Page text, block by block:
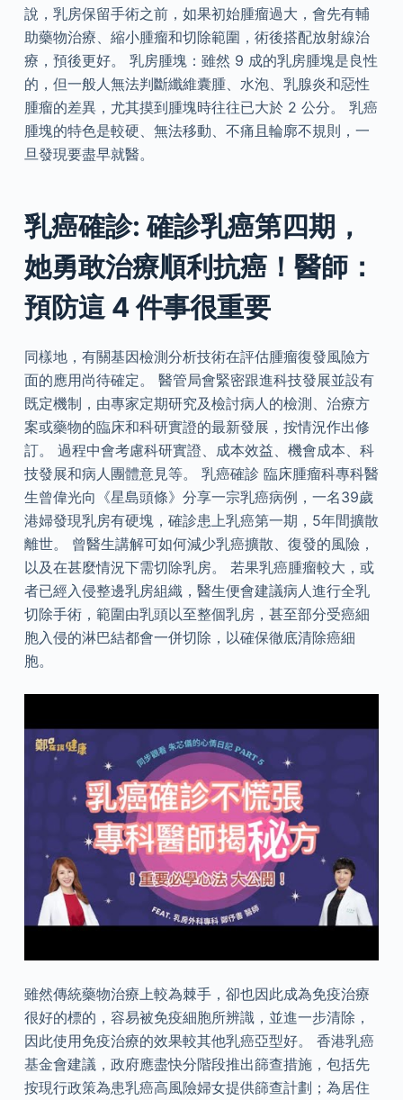
說，乳房保留手術之前，如果初始腫瘤過大，會先有輔
助藥物治療、縮小腫瘤和切除範圍，術後搭配放射線治
療，預後更好。 乳房腫塊：雖然 9 成的乳房腫塊是良性
的，但一般人無法判斷纖維囊腫、水泡、乳腺炎和惡性
腫瘤的差異，尤其摸到腫塊時往往已大於 2 公分。 乳癌
腫塊的特色是較硬、無法移動、不痛且輪廓不規則，一
旦發現要盡早就醫。
乳癌確診: 確診乳癌第四期，
她勇敢治療順利抗癌！醫師：
預防這 4 件事很重要
同樣地，有關基因檢測分析技術在評估腫瘤復發風險方
面的應用尚待確定。 醫管局會緊密跟進科技發展並設有
既定機制，由專家定期研究及檢討病人的檢測、治療方
案或藥物的臨床和科研實證的最新發展，按情況作出修
訂。 過程中會考慮科研實證、成本效益、機會成本、科
技發展和病人團體意見等。 乳癌確診 臨床腫瘤科專科醫
生曾偉光向《星島頭條》分享一宗乳癌病例，一名39歲
港婦發現乳房有硬塊，確診患上乳癌第一期，5年間擴散
離世。 曾醫生講解可如何減少乳癌擴散、復發的風險，
以及在甚麼情況下需切除乳房。 若果乳癌腫瘤較大，或
者已經入侵整邊乳房組織，醫生便會建議病人進行全乳
切除手術，範圍由乳頭以至整個乳房，甚至部分受癌細
胞入侵的淋巴結都會一併切除，以確保徹底清除癌細
胞。
雖然傳統藥物治療上較為棘手，卻也因此成為免疫治療
很好的標的，容易被免疫細胞所辨識，並進一步清除，
因此使用免疫治療的效果較其他乳癌亞型好。 香港乳癌
基金會建議，政府應盡快分階段推出篩查措施，包括先
按現行政策為患乳癌高風險婦女提供篩查計劃；為居住